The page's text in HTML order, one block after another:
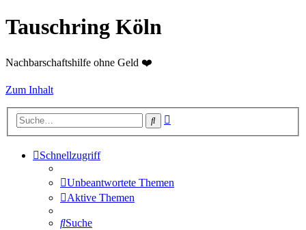
Tauschring Köln
Nachbarschaftshilfe ohne Geld ❤️
Zum Inhalt
Suche
Schnellzugriff
Unbeantwortete Themen
Aktive Themen
Suche